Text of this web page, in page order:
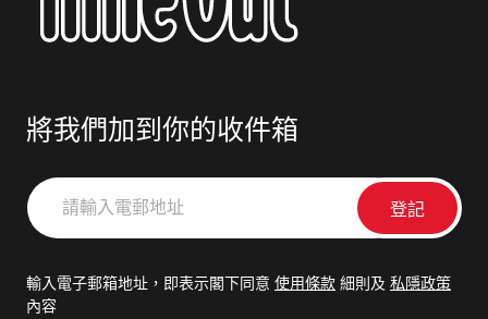
將我們加到你的收件箱
請
輸
郵
輸入電子郵箱地址，即表示閣下同意 使用條款 細則及 私隱政策
內容